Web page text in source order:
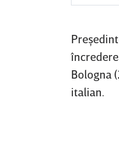
Bologna
italian.